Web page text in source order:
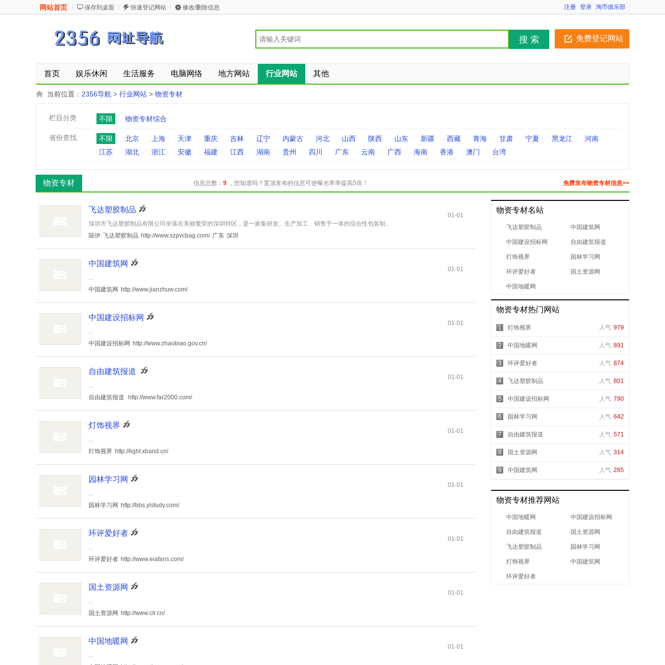
网站首页 保存到桌面 快速登记网站 修改/删除信息 注册 登录 淘币俱乐部
免费登记网站
搜 索
首页 娱乐休闲 生活服务 电脑网络 地方网站 行业网站 其他
当前位置： 2356导航 > 行业网站 > 物资专材
栏目分类 不限 物资专材综合
省份查找 不限 北京 上海 天津 重庆 吉林 辽宁 内蒙古 河北 山西 陕西 山东 新疆 西藏 青海 甘肃 宁夏 黑龙江
河南
江苏
湖北 浙江 安徽 福建 江西 湖南 贵州 四川 广东 云南 广西 海南 香港 澳门 台湾
物资专材 信息总数： 9，您知道吗？置顶发布的信息可使曝光率率提高5倍！ 免费发布物资专材信息>>
物资专材名站
飞达塑胶制品 中国建筑网
中国建设招标网 自由建筑报道
灯饰视界 园林学习网
环评爱好者 国土资源网
中国地暖网
物资专材热门网站
1 灯饰视界 人气 979
2 中国地暖网 人气 891
3 环评爱好者 人气 874
4 飞达塑胶制品 人气 801
5 中国建设招标网 人气 790
6 园林学习网 人气 642
7 自由建筑报道 人气 571
8 国土资源网 人气 314
9 中国建筑网 人气 285
物资专材推荐网站
中国地暖网 中国建设招标网
自由建筑报道 国土资源网
飞达塑胶制品 园林学习网
灯饰视界 中国建筑网
环评爱好者
01-01
飞达塑胶制品
深圳市飞达塑胶制品有限公司坐落在美丽繁荣的深圳特区，是一家集研发、生产加工、销售于一体的综合性包装制...
陆伊 飞达塑胶制品 http://www.szpvcbag.com/ 广东 深圳
01-01
中国建筑网
...
中国建筑网
http://www.jianzhuw.com/
01-01
中国建设招标网
...
中国建设招标网
http://www.zhaobiao.gov.cn/
01-01
自由建筑报道
...
自由建筑报道
http://www.far2000.com/
01-01
灯饰视界
...
灯饰视界 http://light.xband.cn/
01-01
园林学习网
...
园林学习网
http://bbs.ylstudy.com/
01-01
环评爱好者
...
环评爱好者 http://www.eiafans.com/
01-01
国土资源网
...
国土资源网
http://www.clr.cn/
01-01
中国地暖网
...